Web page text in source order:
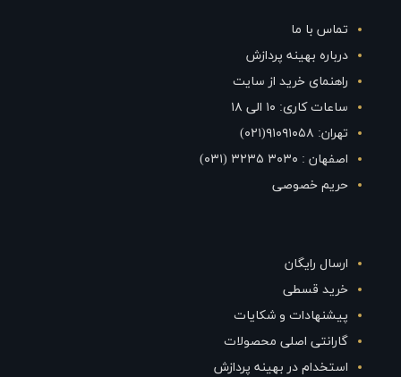
تماس با ما
درباره بهینه پردازش
راهنمای خرید از سایت
ساعات کاری: ۱۰ الی ۱۸
تهران: ۹۱۰۹۱۰۵۸(۰۲۱)
اصفهان : ۳۰۳۰ ۳۲۳۵ (۰۳۱)
حریم خصوصی
ارسال رایگان
خرید قسطی
پیشنهادات و شکایات
گارانتی اصلی محصولات
استخدام در بهینه پردازش